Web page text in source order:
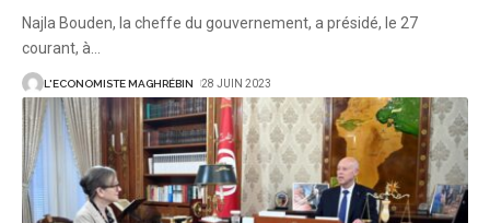
Najla Bouden, la cheffe du gouvernement, a présidé, le 27
courant, à
L'ECONOMISTE MAGHRÉBIN 28 JUIN 2023